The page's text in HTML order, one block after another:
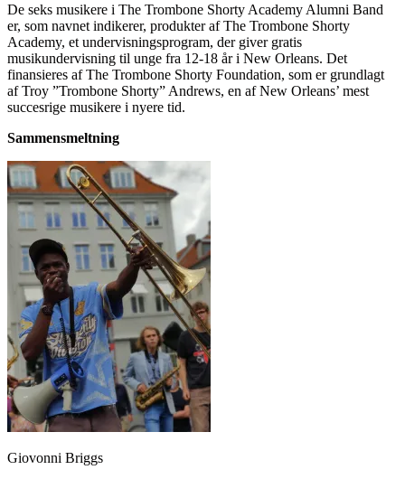
De seks musikere i The Trombone Shorty Academy Alumni Band
er, som navnet indikerer, produkter af The Trombone Shorty
Academy, et undervisningsprogram, der giver gratis
musikundervisning til unge fra 12-18 år i New Orleans. Det
finansieres af The Trombone Shorty Foundation, som er grundlagt
af Troy ”Trombone Shorty” Andrews, en af New Orleans’ mest
succesrige musikere i nyere tid.
Sammensmeltning
Giovonni Briggs